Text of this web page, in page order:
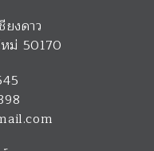
งดาว
ม่ 50170